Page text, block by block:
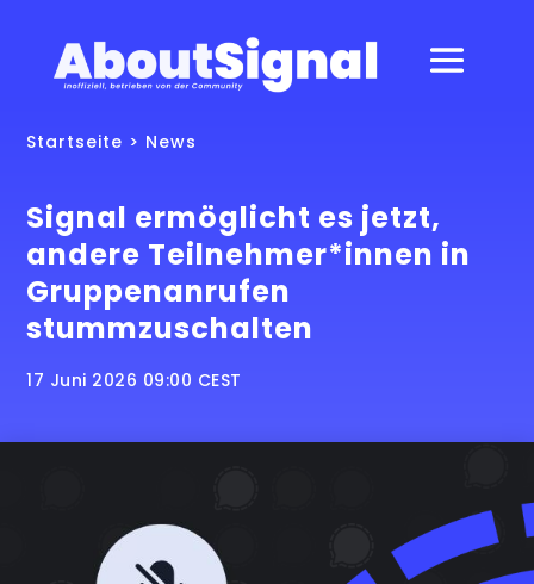
Startseite > News
Signal ermöglicht es jetzt,
andere Teilnehmer*innen in
Gruppenanrufen
stummzuschalten
17 Juni 2026 09:00 CEST